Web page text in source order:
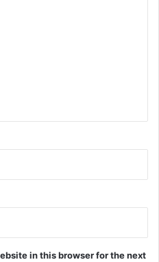
in this browser for the next